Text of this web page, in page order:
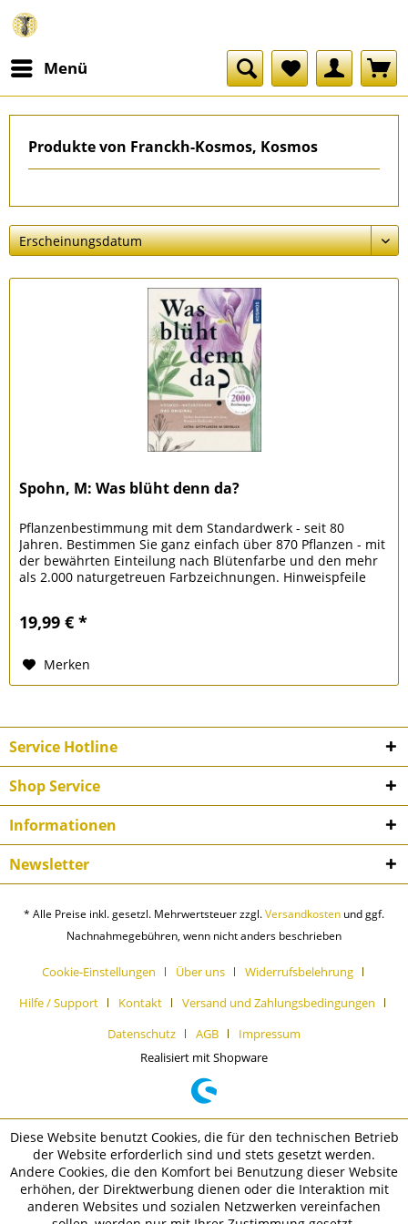
Menü
Produkte von Franckh-Kosmos, Kosmos
Spohn, M: Was blüht denn da?
Pflanzenbestimmung mit dem Standardwerk - seit 80
Jahren. Bestimmen Sie ganz einfach über 870 Pflanzen - mit
der bewährten Einteilung nach Blütenfarbe und den mehr
als 2.000 naturgetreuen Farbzeichnungen. Hinweispfeile
19,99 € *
Merken
Service Hotline
Shop Service
Informationen
Newsletter
* Alle Preise inkl. gesetzl. Mehrwertsteuer zzgl.Versandkosten und ggf.
Nachnahmegebühren, wenn nicht anders beschrieben
Cookie-Einstellungen Über uns
Widerrufsbelehrung
Hilfe / Support
Kontakt
Versand und Zahlungsbedingungen
Datenschutz
AGB
Impressum
Realisiert mit Shopware
Diese Website benutzt Cookies, die für den technischen Betrieb
der Website erforderlich sind und stets gesetzt werden.
Andere Cookies, die den Komfort bei Benutzung dieser Website
erhöhen, der Direktwerbung dienen oder die Interaktion mit
anderen Websites und sozialen Netzwerken vereinfachen